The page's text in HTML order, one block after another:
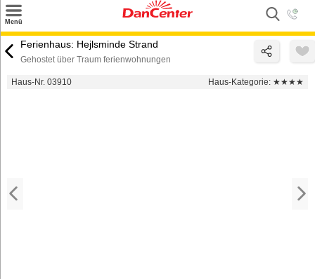
Menü
Suchen
Ferienhaus: Hejlsminde Strand
Gehostet über Traum ferienwohnungen
Haus-Nr. 03910 Haus-Kategorie: ★★★★